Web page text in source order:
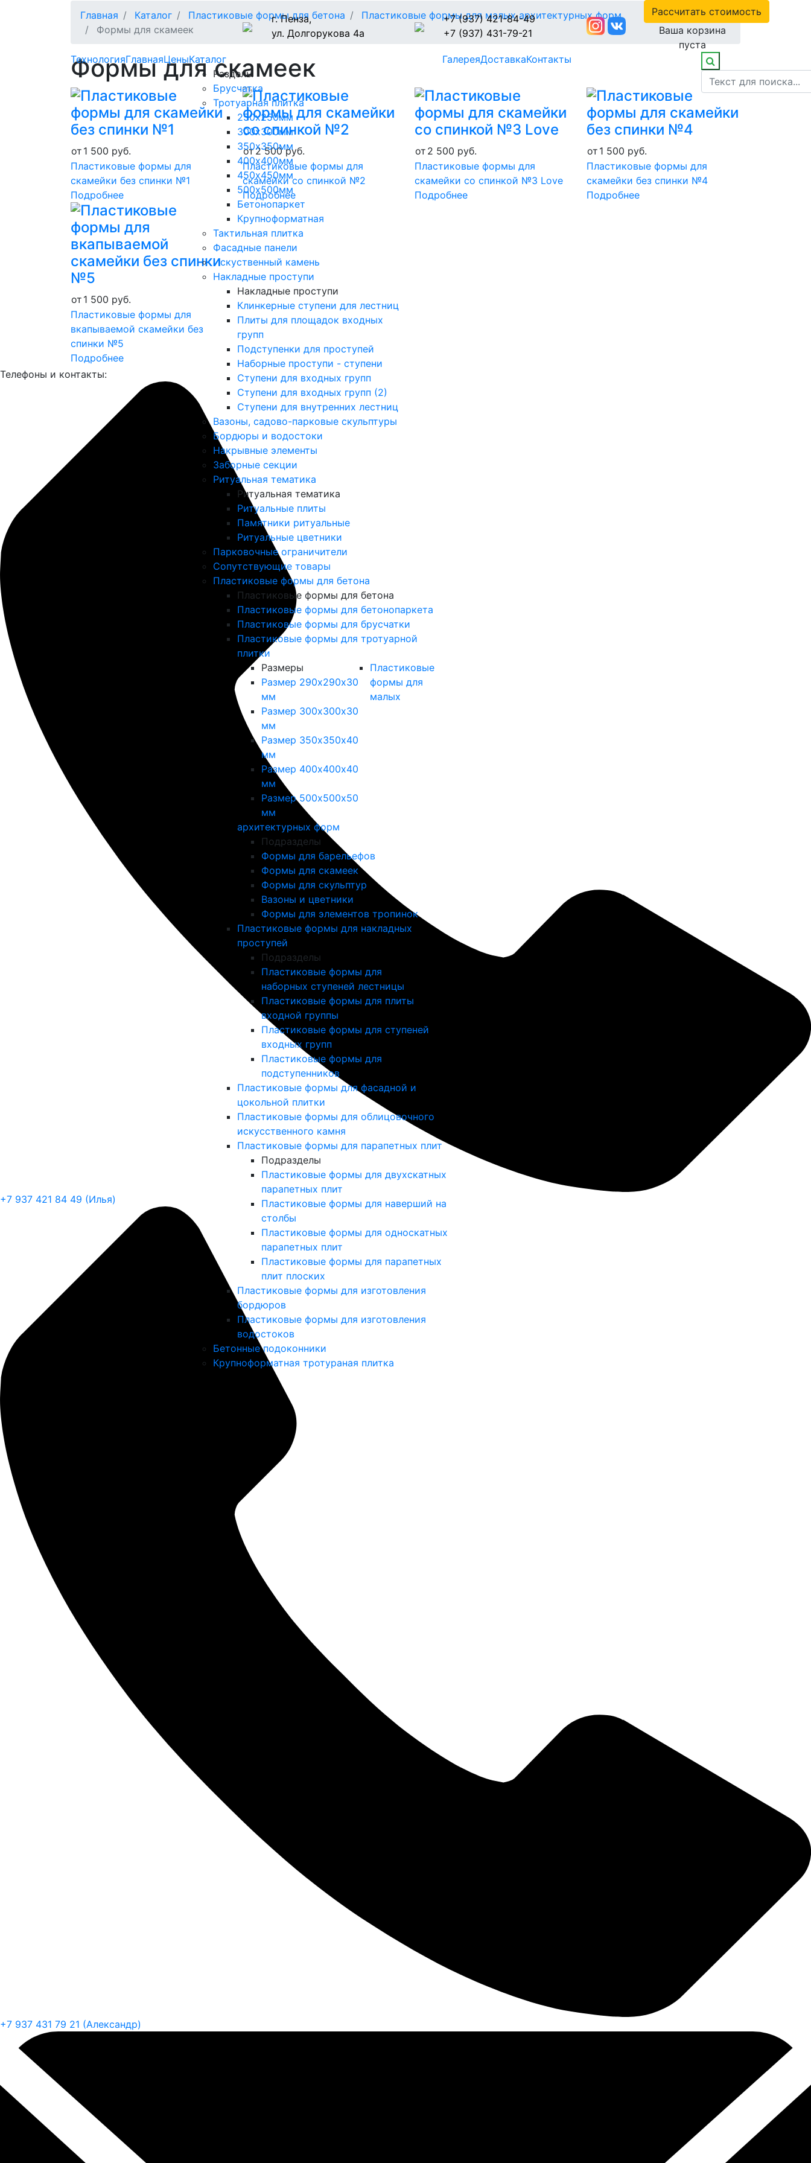
г. Пенза,
ул. Долгорукова 4а
+7 (937) 421-84-49
+7 (937) 431-79-21
Рассчитать стоимость
Ваша корзина
пуста
ТехнологияГлавнаяЦеныКаталог
Разделы
Брусчатка
Тротуарная плитка
250х250мм
300х300мм
350х350мм
400х400мм
450х450мм
500х500мм
Бетонопаркет
Крупноформатная
Тактильная плитка
Фасадные панели
Искуственный камень
Накладные проступи
Накладные проступи
Клинкерные ступени для лестниц
Плиты для площадок входных
групп
Подступенки для проступей
Наборные проступи - ступени
Ступени для входных групп
Ступени для входных групп (2)
Ступени для внутренних лестниц
Вазоны, садово-парковые скульптуры
Бордюры и водостоки
Накрывные элементы
Заборные секции
Ритуальная тематика
Ритуальная тематика
Ритуальные плиты
Памятники ритуальные
Ритуальные цветники
Парковочные ограничители
Сопутствующие товары
Пластиковые формы для бетона
Пластиковые формы для бетона
Пластиковые формы для бетонопаркета
Пластиковые формы для брусчатки
Пластиковые формы для тротуарной
плитки
Размеры
Размер 290х290х30
мм
Размер 300х300х30
мм
Размер 350х350х40
мм
Размер 400х400х40
мм
Размер 500х500х50
мм
Пластиковые
формы для
малых
архитектурных форм
Подразделы
Формы для барельефов
Формы для скамеек
Формы для скульптур
Вазоны и цветники
Формы для элементов тропинок
Пластиковые формы для накладных
проступей
Подразделы
Пластиковые формы для
наборных ступеней лестницы
Пластиковые формы для плиты
входной группы
Пластиковые формы для ступеней
входных групп
Пластиковые формы для
подступенников
Пластиковые формы для фасадной и
цокольной плитки
Пластиковые формы для облицовочного
искусственного камня
Пластиковые формы для парапетных плит
Подразделы
Пластиковые формы для двухскатных
парапетных плит
Пластиковые формы для наверший на
столбы
Пластиковые формы для односкатных
парапетных плит
Пластиковые формы для парапетных
плит плоских
Пластиковые формы для изготовления
бордюров
Пластиковые формы для изготовления
водостоков
Бетонные подоконники
Крупноформатная тротураная плитка
ГалереяДоставкаКонтакты
Главная Каталог Пластиковые формы для бетона
Пластиковые формы для малых архитектурных форм
Формы для скамеек
Формы для скамеек
от 1 500 руб.
Пластиковые формы для
скамейки без спинки №1
Подробнее
от2 500 руб.
Пластиковые формы для
скамейки со спинкой №2
Подробнее
от 2 500 руб.
Пластиковые формы для
скамейки со спинкой №3 Love
Подробнее
от 1 500 руб.
Пластиковые формы для
скамейки без спинки №4
Подробнее
от 1 500 руб.
Пластиковые формы для
вкапываемой скамейки без
спинки №5
Подробнее
Телефоны и контакты:
+7 937 421 84 49 (Илья)
+7 937 431 79 21 (Александр)